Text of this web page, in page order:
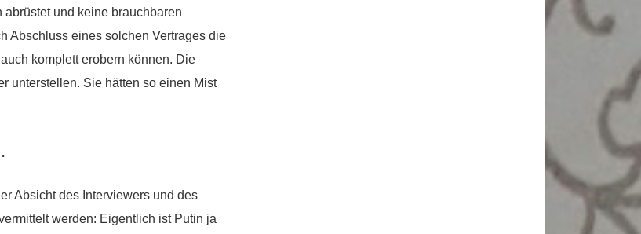
und keine brauchbaren
Abschluss eines solchen Vertrages die
komplett erobern können. Die
unterstellen. Sie hätten so einen Mist
Absicht des Interviewers und des
werden: Eigentlich ist Putin ja